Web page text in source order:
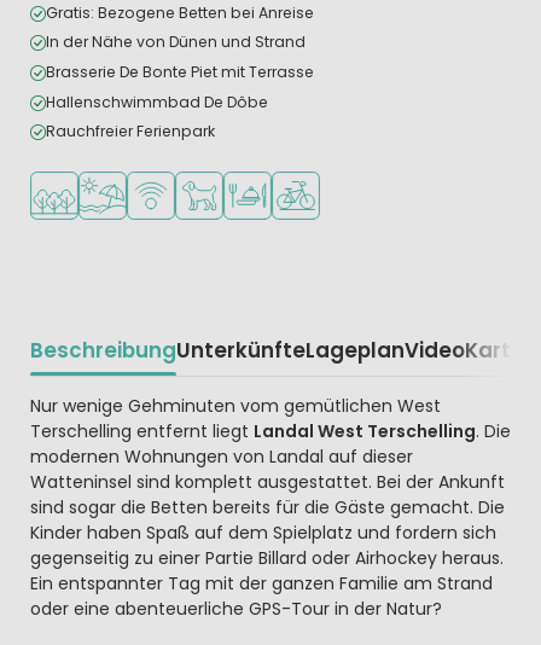
Gratis: Bezogene Betten bei Anreise
In der Nähe von Dünen und Strand
Brasserie De Bonte Piet mit Terrasse
Hallenschwimmbad De Dôbe
Rauchfreier Ferienpark
In waldreicher Umgebung
Am Strand und Meer
WLAN verfügbar
Haustiere erlaubt
Restaurant oder Pizzeria
Fahrradverleih
BeschreibungUnterkünfteLageplanVideoKarte
Beschrijving
Nur wenige Gehminuten vom gemütlichen West
Terschelling entfernt liegt Landal West Terschelling. Die
modernen Wohnungen von Landal auf dieser
Watteninsel sind komplett ausgestattet. Bei der Ankunft
sind sogar die Betten bereits für die Gäste gemacht. Die
Kinder haben Spaß auf dem Spielplatz und fordern sich
gegenseitig zu einer Partie Billard oder Airhockey heraus.
Ein entspannter Tag mit der ganzen Familie am Strand
oder eine abenteuerliche GPS-Tour in der Natur?